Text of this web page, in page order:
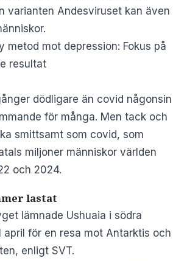
varianten Andesviruset kan även
metod mot depression: Fokus på
resultat
dödligare än covid någonsin
för många. Men tack och
smittsamt som covid, som
miljoner människor världen
och 2024.
lastat
lämnade Ushuaia i södra
april för en resa mot Antarktis och
enligt SVT.